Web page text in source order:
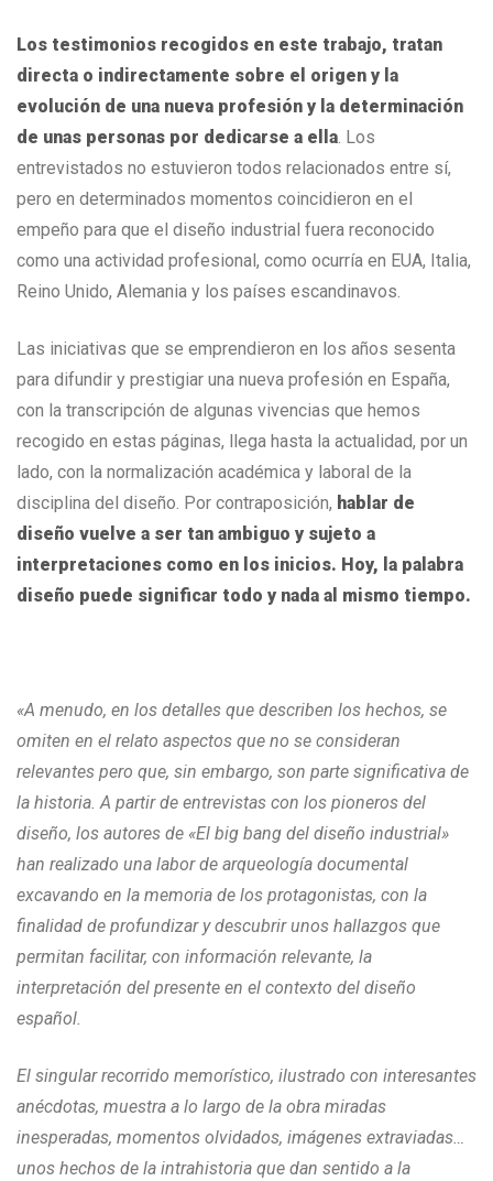
Los testimonios recogidos en este trabajo, tratan
directa o indirectamente sobre el origen y la
evolución de una nueva profesión y la determinación
de unas personas por dedicarse a ella. Los
entrevistados no estuvieron todos relacionados entre sí,
pero en determinados momentos coincidieron en el
empeño para que el diseño industrial fuera reconocido
como una actividad profesional, como ocurría en EUA, Italia,
Reino Unido, Alemania y los países escandinavos.
Las iniciativas que se emprendieron en los años sesenta
para difundir y prestigiar una nueva profesión en España,
con la transcripción de algunas vivencias que hemos
recogido en estas páginas, llega hasta la actualidad, por un
lado, con la normalización académica y laboral de la
disciplina del diseño. Por contraposición, hablar de
diseño vuelve a ser tan ambiguo y sujeto a
interpretaciones como en los inicios. Hoy, la palabra
diseño puede significar todo y nada al mismo tiempo.
«A menudo, en los detalles que describen los hechos, se
omiten en el relato aspectos que no se consideran
relevantes pero que, sin embargo, son parte significativa de
la historia. A partir de entrevistas con los pioneros del
diseño, los autores de «El big bang del diseño industrial»
han realizado una labor de arqueología documental
excavando en la memoria de los protagonistas, con la
finalidad de profundizar y descubrir unos hallazgos que
permitan facilitar, con información relevante, la
interpretación del presente en el contexto del diseño
español.
El singular recorrido memorístico, ilustrado con interesantes
anécdotas, muestra a lo largo de la obra miradas
inesperadas, momentos olvidados, imágenes extraviadas…
unos hechos de la intrahistoria que dan sentido a la